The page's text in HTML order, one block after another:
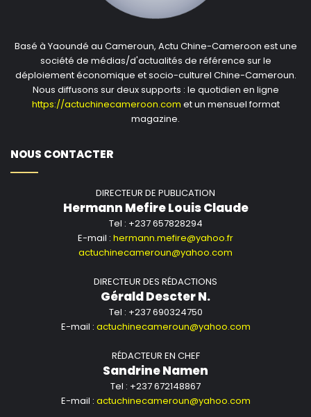
Basé à Yaoundé au Cameroun, Actu Chine-Cameroon est une
société de médias/d'actualités de référence sur le
déploiement économique et socio-culturel Chine-Cameroun.
Nous diffusons sur deux supports : le quotidien en ligne
https://actuchinecameroon.com et un mensuel format
magazine.
NOUS CONTACTER
DIRECTEUR DE PUBLICATION
Hermann Mefire Louis Claude
Tel : +237 657828294
E-mail : hermann.mefire@yahoo.fr
actuchinecameroun@yahoo.com
DIRECTEUR DES RÉDACTIONS
Gérald Descter N.
Tel : +237 690324750
E-mail : actuchinecameroun@yahoo.com
RÉDACTEUR EN CHEF
Sandrine Namen
Tel : +237 672148867
E-mail : actuchinecameroun@yahoo.com